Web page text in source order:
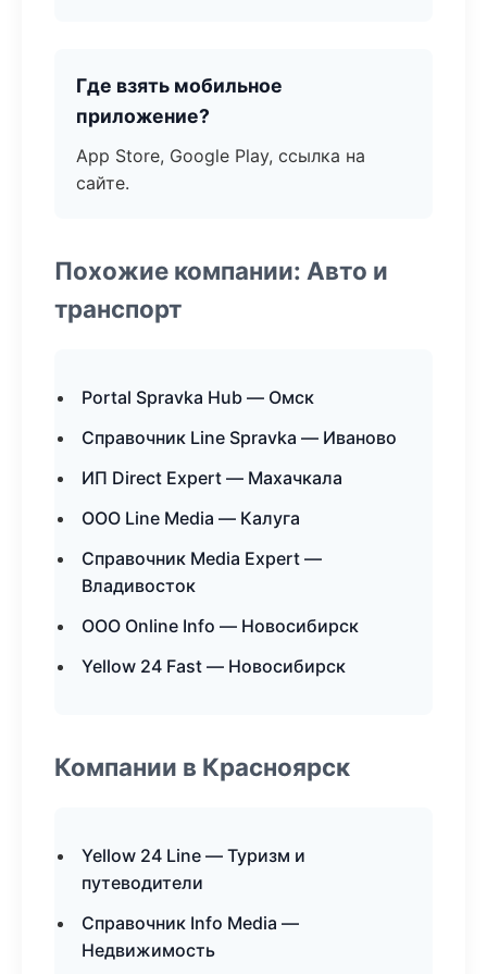
Где взять мобильное
приложение?
App Store, Google Play, ссылка на
сайте.
Похожие компании: Авто и
транспорт
Portal Spravka Hub — Омск
Справочник Line Spravka — Иваново
ИП Direct Expert — Махачкала
ООО Line Media — Калуга
Справочник Media Expert —
Владивосток
ООО Online Info — Новосибирск
Yellow 24 Fast — Новосибирск
Компании в Красноярск
Yellow 24 Line — Туризм и
путеводители
Справочник Info Media —
Недвижимость